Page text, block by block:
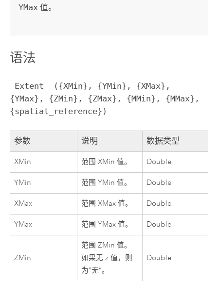
YMax 值。
语法
{YMax}, {ZMin}, {ZMax}, {MMin}, {MMax},
{spatial_reference})
参数 说明 数据类型
XMin 范围 XMin 值。 Double
YMin 范围 YMin 值。 Double
XMax 范围 XMax 值。 Double
YMax 范围 YMax 值。 Double
ZMin
范围 ZMin 值。
如果无 z 值，则
为“无”。
Double